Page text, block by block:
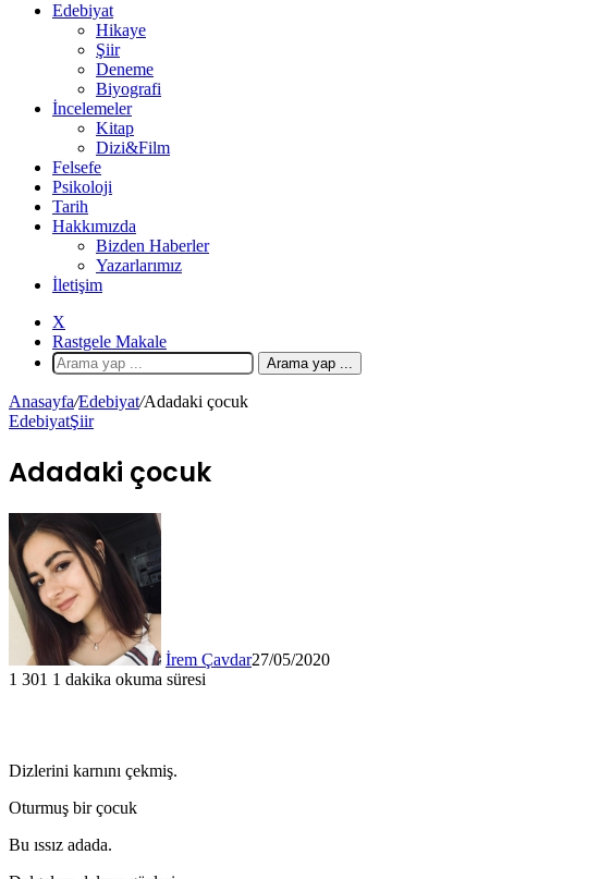
Edebiyat
Hikaye
Şiir
Deneme
Biyografi
İncelemeler
Kitap
Dizi&Film
Felsefe
Psikoloji
Tarih
Hakkımızda
Bizden Haberler
Yazarlarımız
İletişim
X
Rastgele Makale
Arama yap ...
Anasayfa/Edebiyat/Adadaki çocuk
EdebiyatŞiir
Adadaki çocuk
İrem Çavdar27/05/2020
1 301 1 dakika okuma süresi
Dizlerini karnını çekmiş.
Oturmuş bir çocuk
Bu ıssız adada.